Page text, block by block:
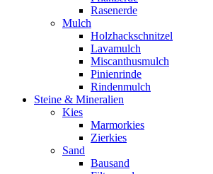
Rasenerde
Mulch
Holzhackschnitzel
Lavamulch
Miscanthusmulch
Pinienrinde
Rindenmulch
Steine & Mineralien
Kies
Marmorkies
Zierkies
Sand
Bausand